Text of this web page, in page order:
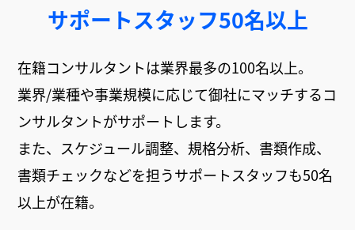
サポートスタッフ50名以上
在籍コンサルタントは業界最多の100名以上。
業界/業種や事業規模に応じて御社にマッチするコ
ンサルタントがサポートします。
また、スケジュール調整、規格分析、書類作成、
書類チェックなどを担うサポートスタッフも50名
以上が在籍。